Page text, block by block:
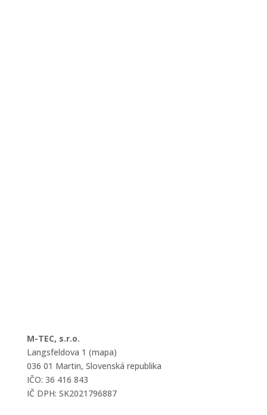
M-TEC, s.r.o.
Langsfeldova 1 (mapa)
036 01 Martin, Slovenská republika
IČO: 36 416 843
IČ DPH: SK2021796887